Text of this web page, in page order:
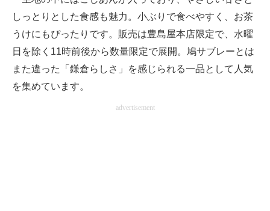
しっとりとした食感も魅力。小ぶりで食べやすく、お茶
うけにもぴったりです。販売は豊島屋本店限定で、水曜
日を除く11時前後から数量限定で展開。鳩サブレーとは
また違った「鎌倉らしさ」を感じられる一品として人気
を集めています。
advertisement